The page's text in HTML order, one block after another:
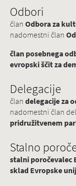
Odbori
članOdbora za
nadomestni član
član posebnega
evropski ščit za
Delegacije
člandelegacije za
nadomestni član
pridružitvenem
Stalno
stalni poročevalec
sklad Evropske